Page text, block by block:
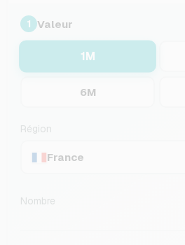
1 Valeur
1M
6M
Région
France
Nombre